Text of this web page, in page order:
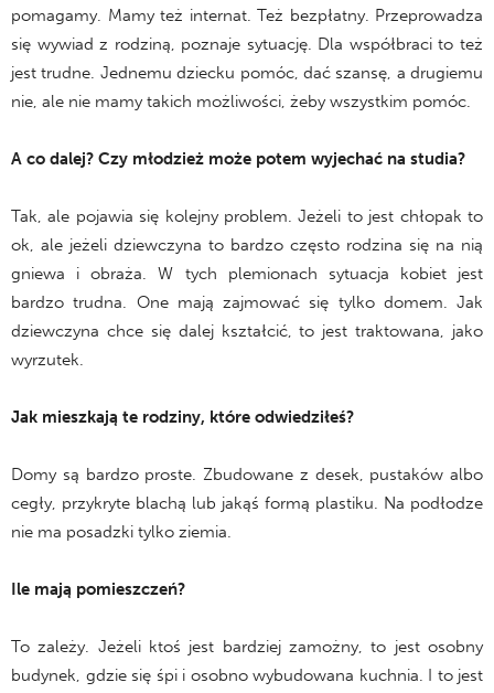
pomagamy. Mamy też internat. Też bezpłatny. Przeprowadza
się wywiad z rodziną, poznaje sytuację. Dla współbraci to też
jest trudne. Jednemu dziecku pomóc, dać szansę, a drugiemu
nie, ale nie mamy takich możliwości, żeby wszystkim pomóc.
A co dalej? Czy młodzież może potem wyjechać na studia?
Tak, ale pojawia się kolejny problem. Jeżeli to jest chłopak to
ok, ale jeżeli dziewczyna to bardzo często rodzina się na nią
gniewa i obraża. W tych plemionach sytuacja kobiet jest
bardzo trudna. One mają zajmować się tylko domem. Jak
dziewczyna chce się dalej kształcić, to jest traktowana, jako
wyrzutek.
Jak mieszkają te rodziny, które odwiedziłeś?
Domy są bardzo proste. Zbudowane z desek, pustaków albo
cegły, przykryte blachą lub jakąś formą plastiku. Na podłodze
nie ma posadzki tylko ziemia.
Ile mają pomieszczeń?
To zależy. Jeżeli ktoś jest bardziej zamożny, to jest osobny
budynek, gdzie się śpi i osobno wybudowana kuchnia. I to jest